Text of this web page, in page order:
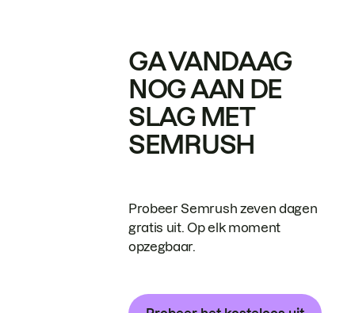
GA VANDAAG
NOG AAN DE
SLAG MET
SEMRUSH
Probeer Semrush zeven dagen
gratis uit. Op elk moment
opzegbaar.